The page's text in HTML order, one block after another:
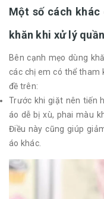
Một số cách khác
khăn khi xử lý
Bên cạnh mẹo dùng
các chị em có thể tham
đề trên:
Trước khi giặt nên tiến
áo dễ bị xù, phai màu
Điều này cũng giúp
áo khác.